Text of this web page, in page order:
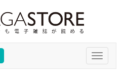
Toggle